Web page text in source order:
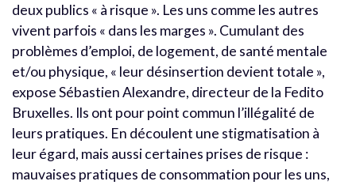
deux publics « à risque ». Les uns comme les autres
vivent parfois « dans les marges ». Cumulant des
problèmes d’emploi, de logement, de santé mentale
et/ou physique, « leur désinsertion devient totale »,
expose Sébastien Alexandre, directeur de la Fedito
Bruxelles. Ils ont pour point commun l’illégalité de
leurs pratiques. En découlent une stigmatisation à
leur égard, mais aussi certaines prises de risque :
mauvaises pratiques de consommation pour les uns,